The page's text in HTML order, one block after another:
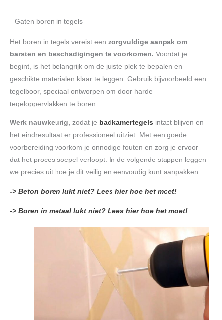
Gaten boren in tegels
Het boren in tegels vereist een zorgvuldige aanpak om
barsten en beschadigingen te voorkomen. Voordat je
begint, is het belangrijk om de juiste plek te bepalen en
geschikte materialen klaar te leggen. Gebruik bijvoorbeeld een
tegelboor, speciaal ontworpen om door harde
tegeloppervlakken te boren.
Werk nauwkeurig, zodat je badkamertegels intact blijven en
het eindresultaat er professioneel uitziet. Met een goede
voorbereiding voorkom je onnodige fouten en zorg je ervoor
dat het proces soepel verloopt. In de volgende stappen leggen
we precies uit hoe je dit veilig en eenvoudig kunt aanpakken.
-> Beton boren lukt niet? Lees hier hoe het moet!
-> Boren in metaal lukt niet? Lees hier hoe het moet!